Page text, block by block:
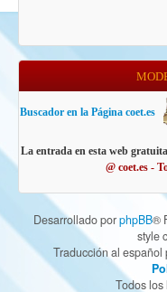
Buscador en la Página coet.es
La entrada en esta web
@ coet.es -
Desarrollado porphpBB®
style
Traducción al español
Todos los